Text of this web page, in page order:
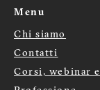
Menu
Menù
Chi siamo
Contatti
Corsi, webinar